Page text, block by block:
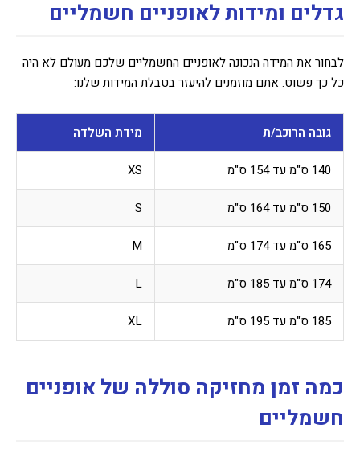
גדלים ומידות לאופניים חשמליים
לבחור את המידה הנכונה לאופניים החשמליים שלכם מעולם לא היה
כל כך פשוט. אתם מוזמנים להיעזר בטבלת המידות שלנו:
גובה הרוכב/ת מידת השלדה
140 ס"מ עד 154 ס"מ XS
150 ס"מ עד 164 ס"מ S
165 ס"מ עד 174 ס"מ M
174 ס"מ עד 185 ס"מ L
185 ס"מ עד 195 ס"מ XL
כמה זמן מחזיקה סוללה של אופניים
חשמליים